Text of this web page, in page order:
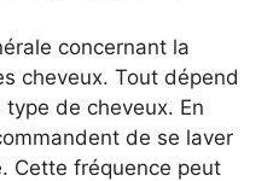
concernant la
cheveux. Tout dépend
de cheveux. En
de se laver
Cette fréquence peut